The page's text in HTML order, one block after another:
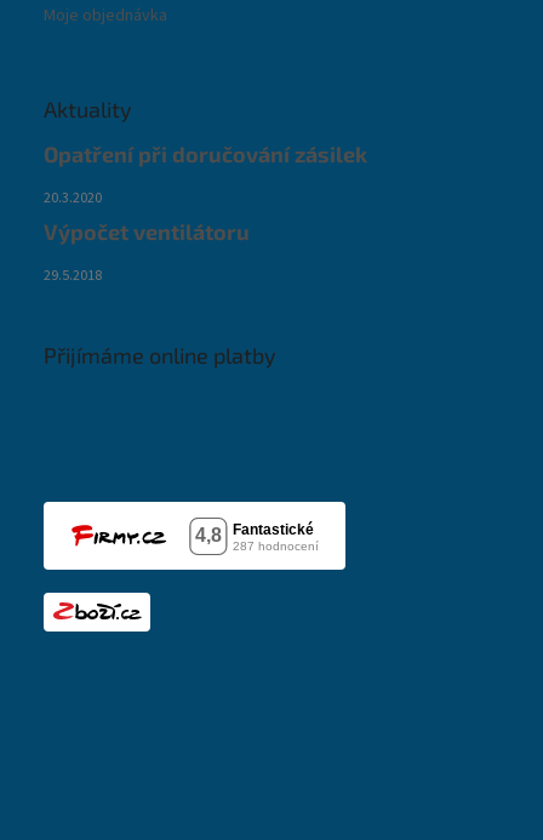
Moje objednávka
Aktuality
Opatření při doručování zásilek
20.3.2020
Výpočet ventilátoru
29.5.2018
Přijímáme online platby